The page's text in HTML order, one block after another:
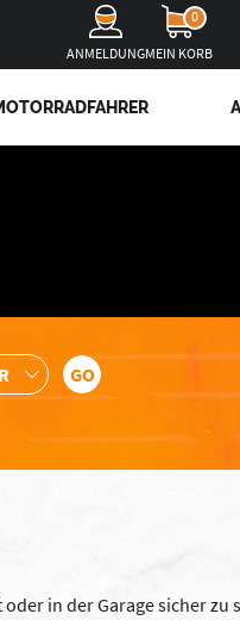
ANMELDUNG
0
MEIN KORB
in der Garage sicher zu